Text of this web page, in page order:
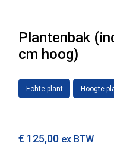
Plantenbak
cm hoog)
Echte plant Hoogte
€ 125,00 ex BTW